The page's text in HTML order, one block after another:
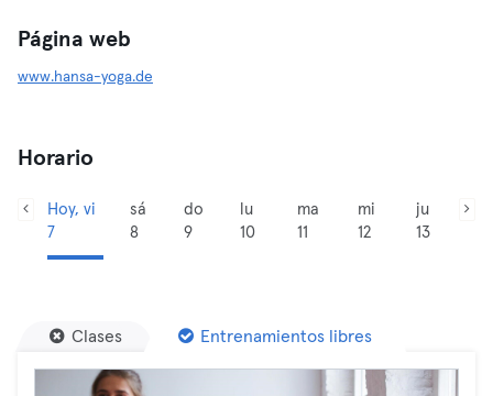
Página web
www.hansa-yoga.de
Horario
Hoy, vi
7
sá
8
do
9
lu
10
ma
11
mi
12
ju
13
Clases Entrenamientos libres